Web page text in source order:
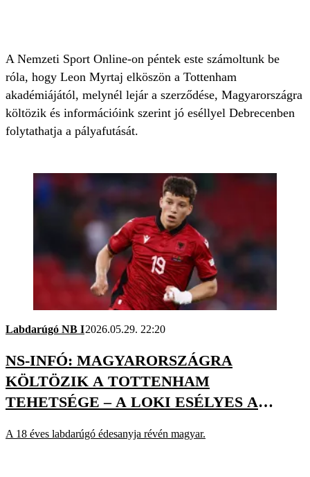
A Nemzeti Sport Online-on péntek este számoltunk be
róla, hogy Leon Myrtaj elköszön a Tottenham
akadémiájától, melynél lejár a szerződése, Magyarországra
költözik és információink szerint jó eséllyel Debrecenben
folytathatja a pályafutását.
Labdarúgó NB I2026.05.29. 22:20
NS-INFÓ: MAGYARORSZÁGRA
KÖLTÖZIK A TOTTENHAM
TEHETSÉGE – A LOKI ESÉLYES A
A 18 éves labdarúgó édesanyja révén magyar.